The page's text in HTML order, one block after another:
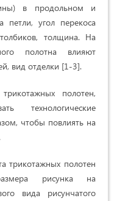
в продольном и
петли, угол перекоса
толщина. На
полотна влияют
вид отделки [1-3].
полотен,
технологические
чтобы повлиять на
трикотажных полотен
рисунка на
вида рисунчатого